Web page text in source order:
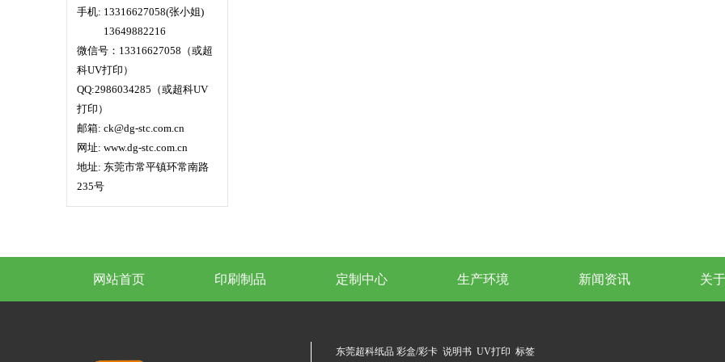
手机: 13316627058(张小姐)
13649882216
微信号：13316627058（或超
科UV打印）
QQ:2986034285（或超科UV
打印）
邮箱: ck@dg-stc.com.cn
网址: www.dg-stc.com.cn
地址: 东莞市常平镇环常南路
235号
网站首页 印刷制品 定制中心 生产环境 新闻资讯 关
东莞超科纸品 彩盒/彩卡 说明书 UV打印 标签